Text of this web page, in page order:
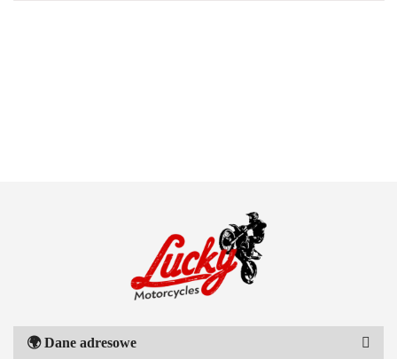
🌍Dane adresowe